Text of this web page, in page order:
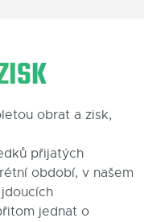
obrat a zisk,
přijatých
období, v našem
jednat o